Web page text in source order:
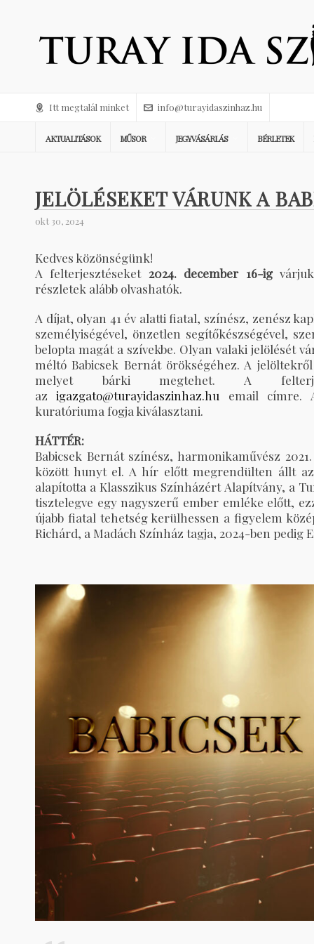
Itt megtalál minket info@turayidaszinhaz.hu
AKTUALITÁSOK MŰSOR JEGYVÁSÁRLÁS BÉRLETEK
JELÖLÉSEKET VÁRUNK A
okt 30, 2024
Kedves közönségünk!
A felterjesztéseket 2024. december 16-ig
részletek alább olvashatók.
A díjat, olyan 41 év alatti fiatal, színész, zenész
személyiségével, önzetlen segítőkészségével,
belopta magát a szívekbe. Olyan valaki jelölését
méltó Babicsek Bernát örökségéhez. A
melyet bárki megtehet. A
azigazgato@turayidaszinhaz.hu email címre.
kuratóriuma fogja kiválasztani.
HÁTTÉR:
Babicsek Bernát színész, harmonikaművész
között hunyt el. A hír előtt megrendülten állt
alapította a Klasszikus Színházért Alapítvány, a
tisztelegve egy nagyszerű ember emléke előtt,
újabb fiatal tehetség kerülhessen a figyelem
Richárd, a Madách Színház tagja, 2024-ben pedig